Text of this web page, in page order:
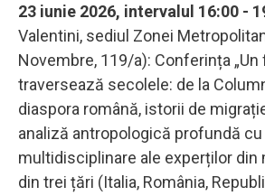
23 iunie 2026, intervalul 16:00 -
Valentini, sediul Zonei
Novembre, 119/a): Conferința „Un
traversează secolele: de la
diaspora română, istorii de
analiză antropologică profundă
multidisciplinare ale experților din
din trei țări (Italia, România,